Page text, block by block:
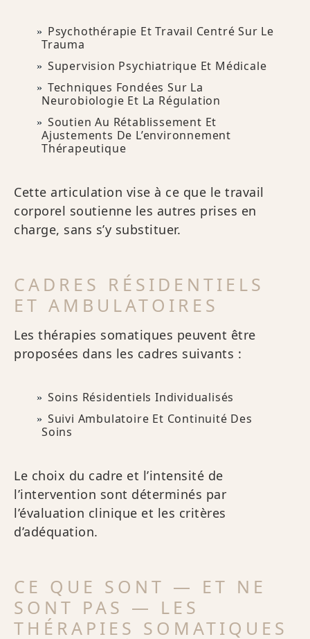
Psychothérapie Et Travail Centré Sur Le
Trauma
Supervision Psychiatrique Et Médicale
Techniques Fondées Sur La
Neurobiologie Et La Régulation
Soutien Au Rétablissement Et
Ajustements De L’environnement
Thérapeutique
Cette articulation vise à ce que le travail
corporel soutienne les autres prises en
charge, sans s’y substituer.
CADRES RÉSIDENTIELS
ET AMBULATOIRES
Les thérapies somatiques peuvent être
proposées dans les cadres suivants :
Soins Résidentiels Individualisés
Suivi Ambulatoire Et Continuité Des
Soins
Le choix du cadre et l’intensité de
l’intervention sont déterminés par
l’évaluation clinique et les critères
d’adéquation.
CE QUE SONT — ET NE
SONT PAS — LES
THÉRAPIES SOMATIQUES